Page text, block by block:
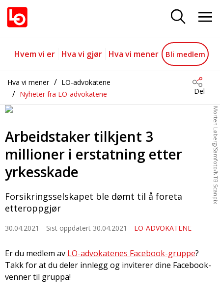
Arbeidstaker tilkjent 3
Gå til hovedinnhold
Gå til navigasjon
Hvem vi er Hva vi gjør Hva vi mener Bli medlem
Hva vi mener
LO-advokatene
Nyheter fra LO-advokatene
Del
Morten Løberg/Samfoto/NTB Scanpix
Arbeidstaker tilkjent 3
millioner i erstatning etter
yrkesskade
Forsikringsselskapet ble dømt til å foreta
etteroppgjør
30.04.2021 Sist oppdatert 30.04.2021 LO-ADVOKATENE
Er du medlem av LO-advokatenes Facebook-gruppe?
Takk for at du deler innlegg og inviterer dine Facebook-
venner til gruppa!